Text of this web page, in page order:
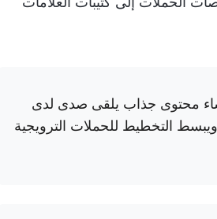
محتوى جذاب يلقى صدى لدى
التخطيط للحملات الترويجية